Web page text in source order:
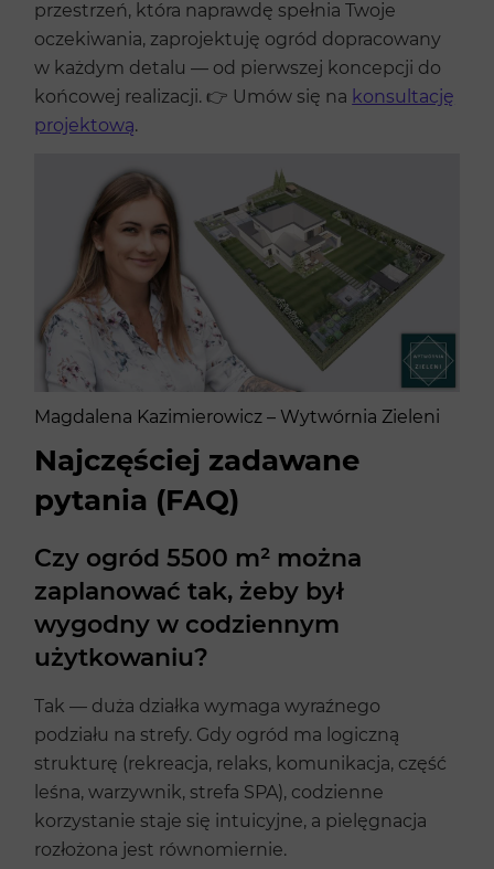
przestrzeń, która naprawdę spełnia Twoje
oczekiwania, zaprojektuję ogród dopracowany
w każdym detalu — od pierwszej koncepcji do
końcowej realizacji. 👉 Umów się na konsultację
projektową.
Magdalena Kazimierowicz – Wytwórnia Zieleni
Najczęściej zadawane
pytania (FAQ)
Czy ogród 5500 m² można
zaplanować tak, żeby był
wygodny w codziennym
użytkowaniu?
Tak — duża działka wymaga wyraźnego
podziału na strefy. Gdy ogród ma logiczną
strukturę (rekreacja, relaks, komunikacja, część
leśna, warzywnik, strefa SPA), codzienne
korzystanie staje się intuicyjne, a pielęgnacja
rozłożona jest równomiernie.